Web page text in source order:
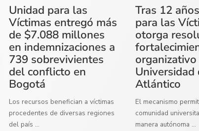
Unidad para las
Víctimas entregó más
de $7.088 millones
en indemnizaciones a
739 sobrevivientes
del conflicto en
Bogotá
Los recursos benefician a víctimas
procedentes de diversas regiones
del país ...
Tras 12
para las
otorga
Universidad
Atlántico
El mecanismo
comunidad
manera autónoma ...